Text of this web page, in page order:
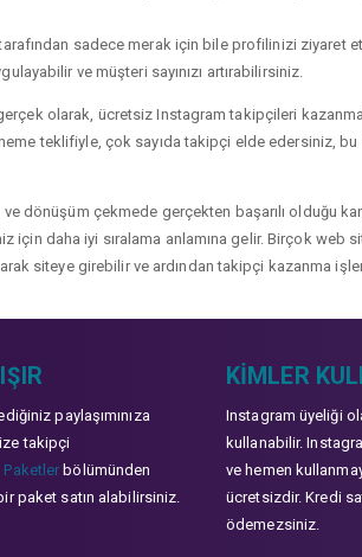
sadece merak için bile profilinizi
ve müşteri sayınızı artırabilirsiniz.
olarak, ücretsiz Instagram takipçileri
teklifiyle, çok sayıda takipçi elde edersiniz,
dönüşüm çekmede gerçekten başarılı olduğu
için daha iyi sıralama anlamına gelir. Birçok
siteye girebilir ve ardından takipçi kazanma
paylaşımınıza
takipçi
Paketler bölümünden
paket satın alabilirsiniz.
KIMLER
Instagram üyeliği
kullanabilir.
ve hemen
ücretsizdir. Kredi
ödemezsiniz.